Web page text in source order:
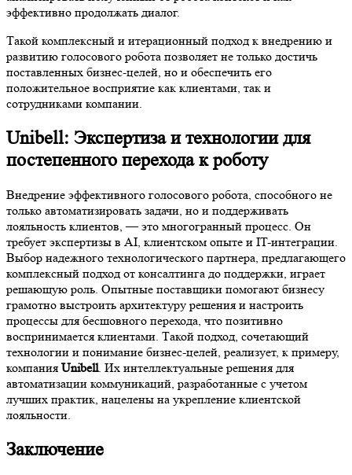
эффективно продолжать диалог.
Такой комплексный и итерационный подход к внедрению и
развитию голосового робота позволяет не только достичь
поставленных бизнес-целей, но и обеспечить его
положительное восприятие как клиентами, так и
сотрудниками компании.
Unibell: Экспертиза и технологии для
постепенного перехода к роботу
Внедрение эффективного голосового робота, способного не
только автоматизировать задачи, но и поддерживать
лояльность клиентов, — это многогранный процесс. Он
требует экспертизы в AI, клиентском опыте и IT-интеграции.
Выбор надежного технологического партнера, предлагающего
комплексный подход от консалтинга до поддержки, играет
решающую роль. Опытные поставщики помогают бизнесу
грамотно выстроить архитектуру решения и настроить
процессы для бесшовного перехода, что позитивно
воспринимается клиентами. Такой подход, сочетающий
технологии и понимание бизнес-целей, реализует, к примеру,
компания Unibell. Их интеллектуальные решения для
автоматизации коммуникаций, разработанные с учетом
лучших практик, нацелены на укрепление клиентской
лояльности.
Заключение